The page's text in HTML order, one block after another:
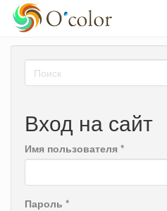
основному
Форма
поиска
Вход на сайт
Имя пользователя *
Пароль *